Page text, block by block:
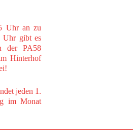
Uhr an zu
Uhr gibt es
der PA58
Hinterhof
jeden 1.
im Monat